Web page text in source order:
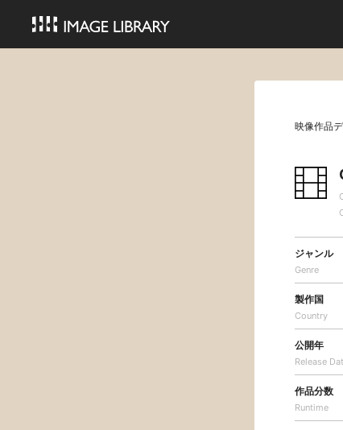
映像作品
ジャンル
Genre
製作国
Country
公開年
Release
作品分数
Runtime